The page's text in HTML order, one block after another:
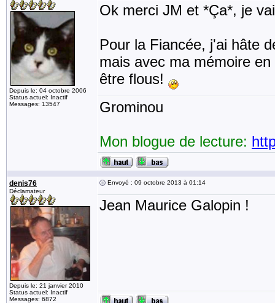
Depuis le: 04 octobre 2006
Status actuel: Inactif
Messages: 13547
Ok merci JM et *Ça*, je
Pour la Fiancée, j'ai hâte
mais avec ma mémoire
être flous!
Grominou
Mon blogue de lecture:
denis76
Déclamateur
Depuis le: 21 janvier 2010
Status actuel: Inactif
Messages: 6872
Envoyé : 09 octobre 2013 à 01:14
Jean Maurice Galopin !